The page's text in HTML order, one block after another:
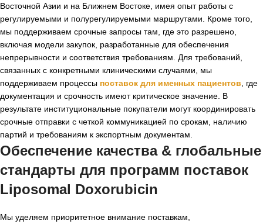
Восточной Азии и на Ближнем Востоке, имея опыт работы с
регулируемыми и полурегулируемыми маршрутами. Кроме того,
мы поддерживаем срочные запросы там, где это разрешено,
включая модели закупок, разработанные для обеспечения
непрерывности и соответствия требованиям. Для требований,
связанных с конкретными клиническими случаями, мы
поддерживаем процессы поставок для именных пациентов , где
документация и срочность имеют критическое значение. В
результате институциональные покупатели могут координировать
срочные отправки с четкой коммуникацией по срокам, наличию
партий и требованиям к экспортным документам.
Обеспечение качества & глобальные
стандарты для программ поставок
Liposomal Doxorubicin
Мы уделяем приоритетное внимание поставкам,